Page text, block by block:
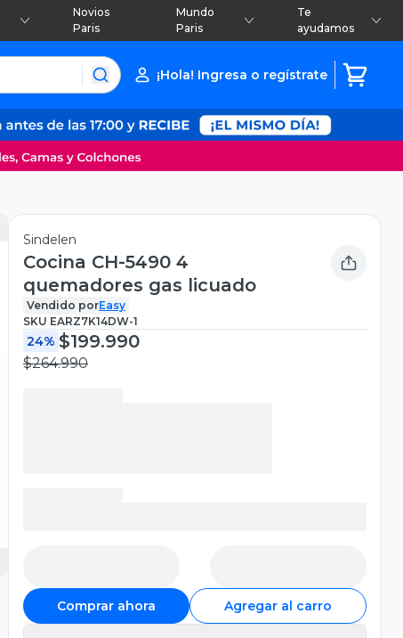
Novios
Paris
Mundo
Paris
Te
ayudamos
¡Hola! Ingresa o regístrate
Sindelen
Cocina CH-5490 4
quemadores gas licuado
Vendido porEasy
SKU EARZ7K14DW-1
24% $199.990
$264.990
Comprar ahora Agregar al carro